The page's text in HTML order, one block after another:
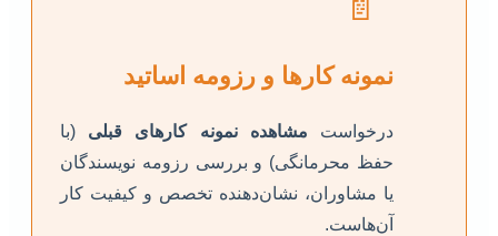
📄
نمونه کارها و رزومه اساتید
درخواست مشاهده نمونه کارهای قبلی (با
حفظ محرمانگی) و بررسی رزومه نویسندگان
یا مشاوران، نشان‌دهنده تخصص و کیفیت کار
آن‌هاست.